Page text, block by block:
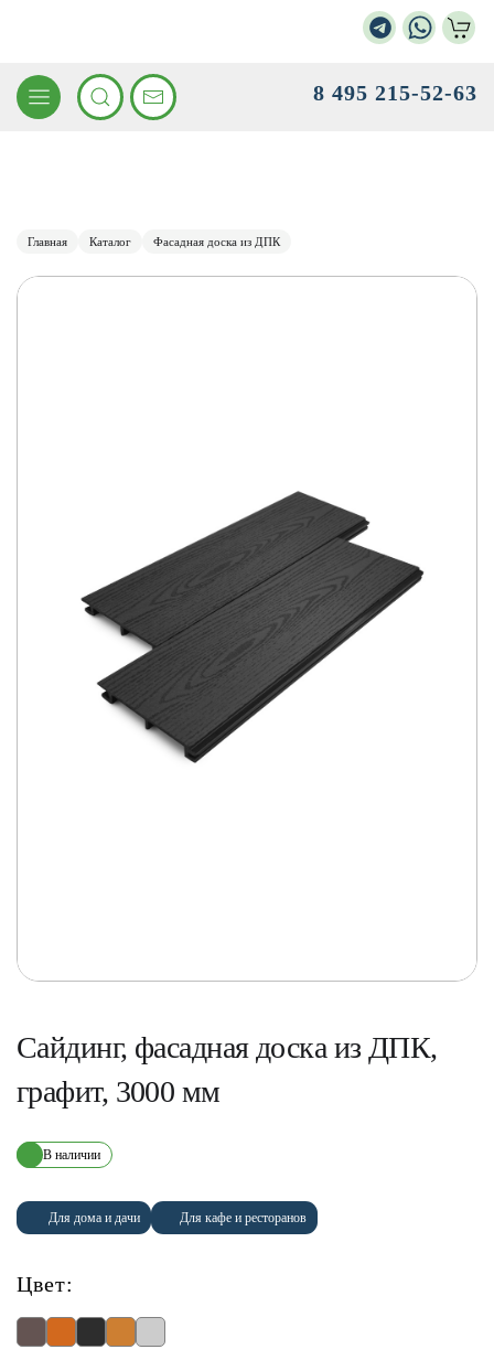
8 495 215-52-63
Главная Каталог Фасадная доска из ДПК
Сайдинг, фасадная доска из ДПК,
графит, 3000 мм
В наличии
Для дома и дачи Для кафе и ресторанов
Цвет: